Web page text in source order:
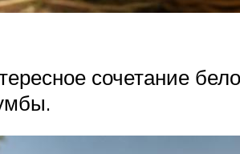
сочетание